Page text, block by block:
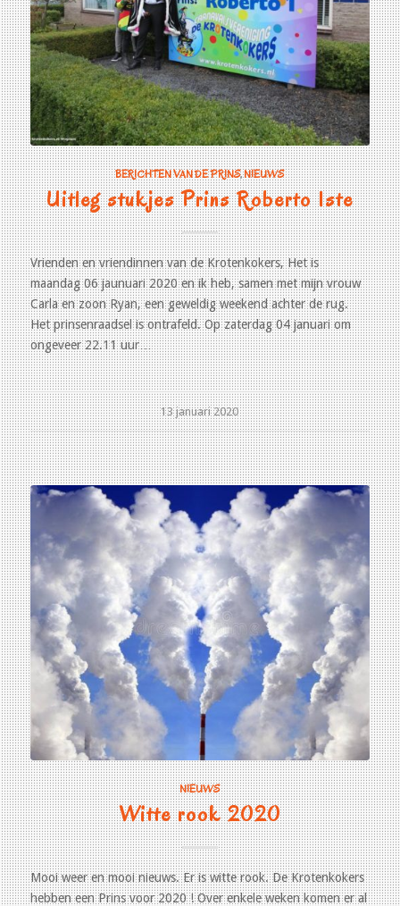
BERICHTEN VAN DE PRINS,NIEUWS
Uitleg stukjes Prins Roberto 1ste
Vrienden en vriendinnen van de Krotenkokers, Het is
maandag 06 jaunuari 2020 en ik heb, samen met mijn vrouw
Carla en zoon Ryan, een geweldig weekend achter de rug.
Het prinsenraadsel is ontrafeld. Op zaterdag 04 januari om
ongeveer 22.11 uur…
13 januari 2020
NIEUWS
Witte rook 2020
Mooi weer en mooi nieuws. Er is witte rook. De Krotenkokers
hebben een Prins voor 2020 ! Over enkele weken komen er al